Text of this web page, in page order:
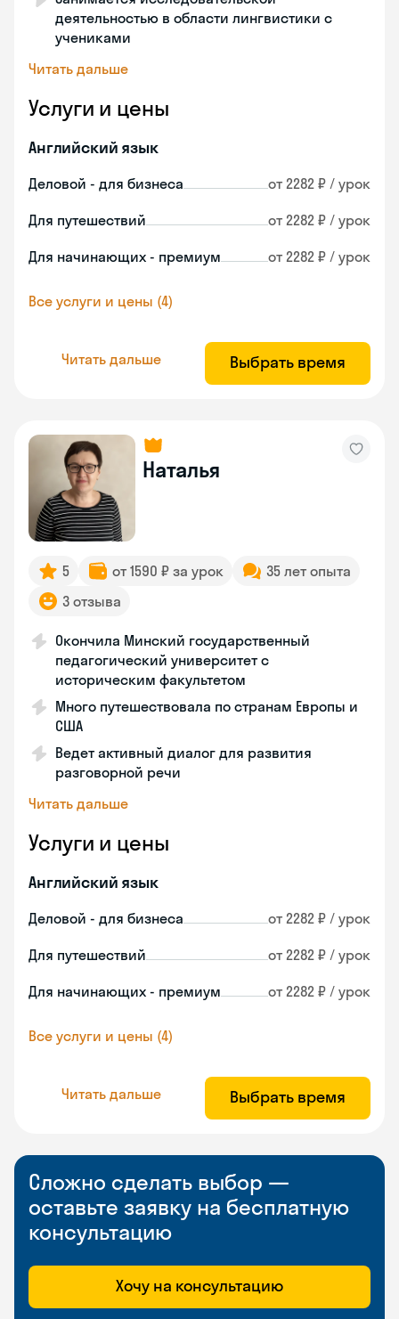
деятельностью в области лингвистики с
учениками
Читать дальше
Услуги и цены
Английский язык
Деловой - для бизнеса от 2282 ₽ / урок
Для путешествий от 2282 ₽ / урок
Для начинающих - премиум от 2282 ₽ / урок
Все услуги и цены (4)
Читать дальше Выбрать время
Наталья
5 от 1590 ₽ за урок
35 лет опыта
3 отзыва
Окончила Минский государственный
педагогический университет с
историческим факультетом
Много путешествовала по странам Европы и
США
Ведет активный диалог для развития
разговорной речи
Читать дальше
Услуги и цены
Английский язык
Деловой - для бизнеса от 2282 ₽ / урок
Для путешествий от 2282 ₽ / урок
Для начинающих - премиум от 2282 ₽ / урок
Все услуги и цены (4)
Читать дальше Выбрать время
Сложно сделать выбор —
оставьте заявку на бесплатную
консультацию
Хочу на консультацию